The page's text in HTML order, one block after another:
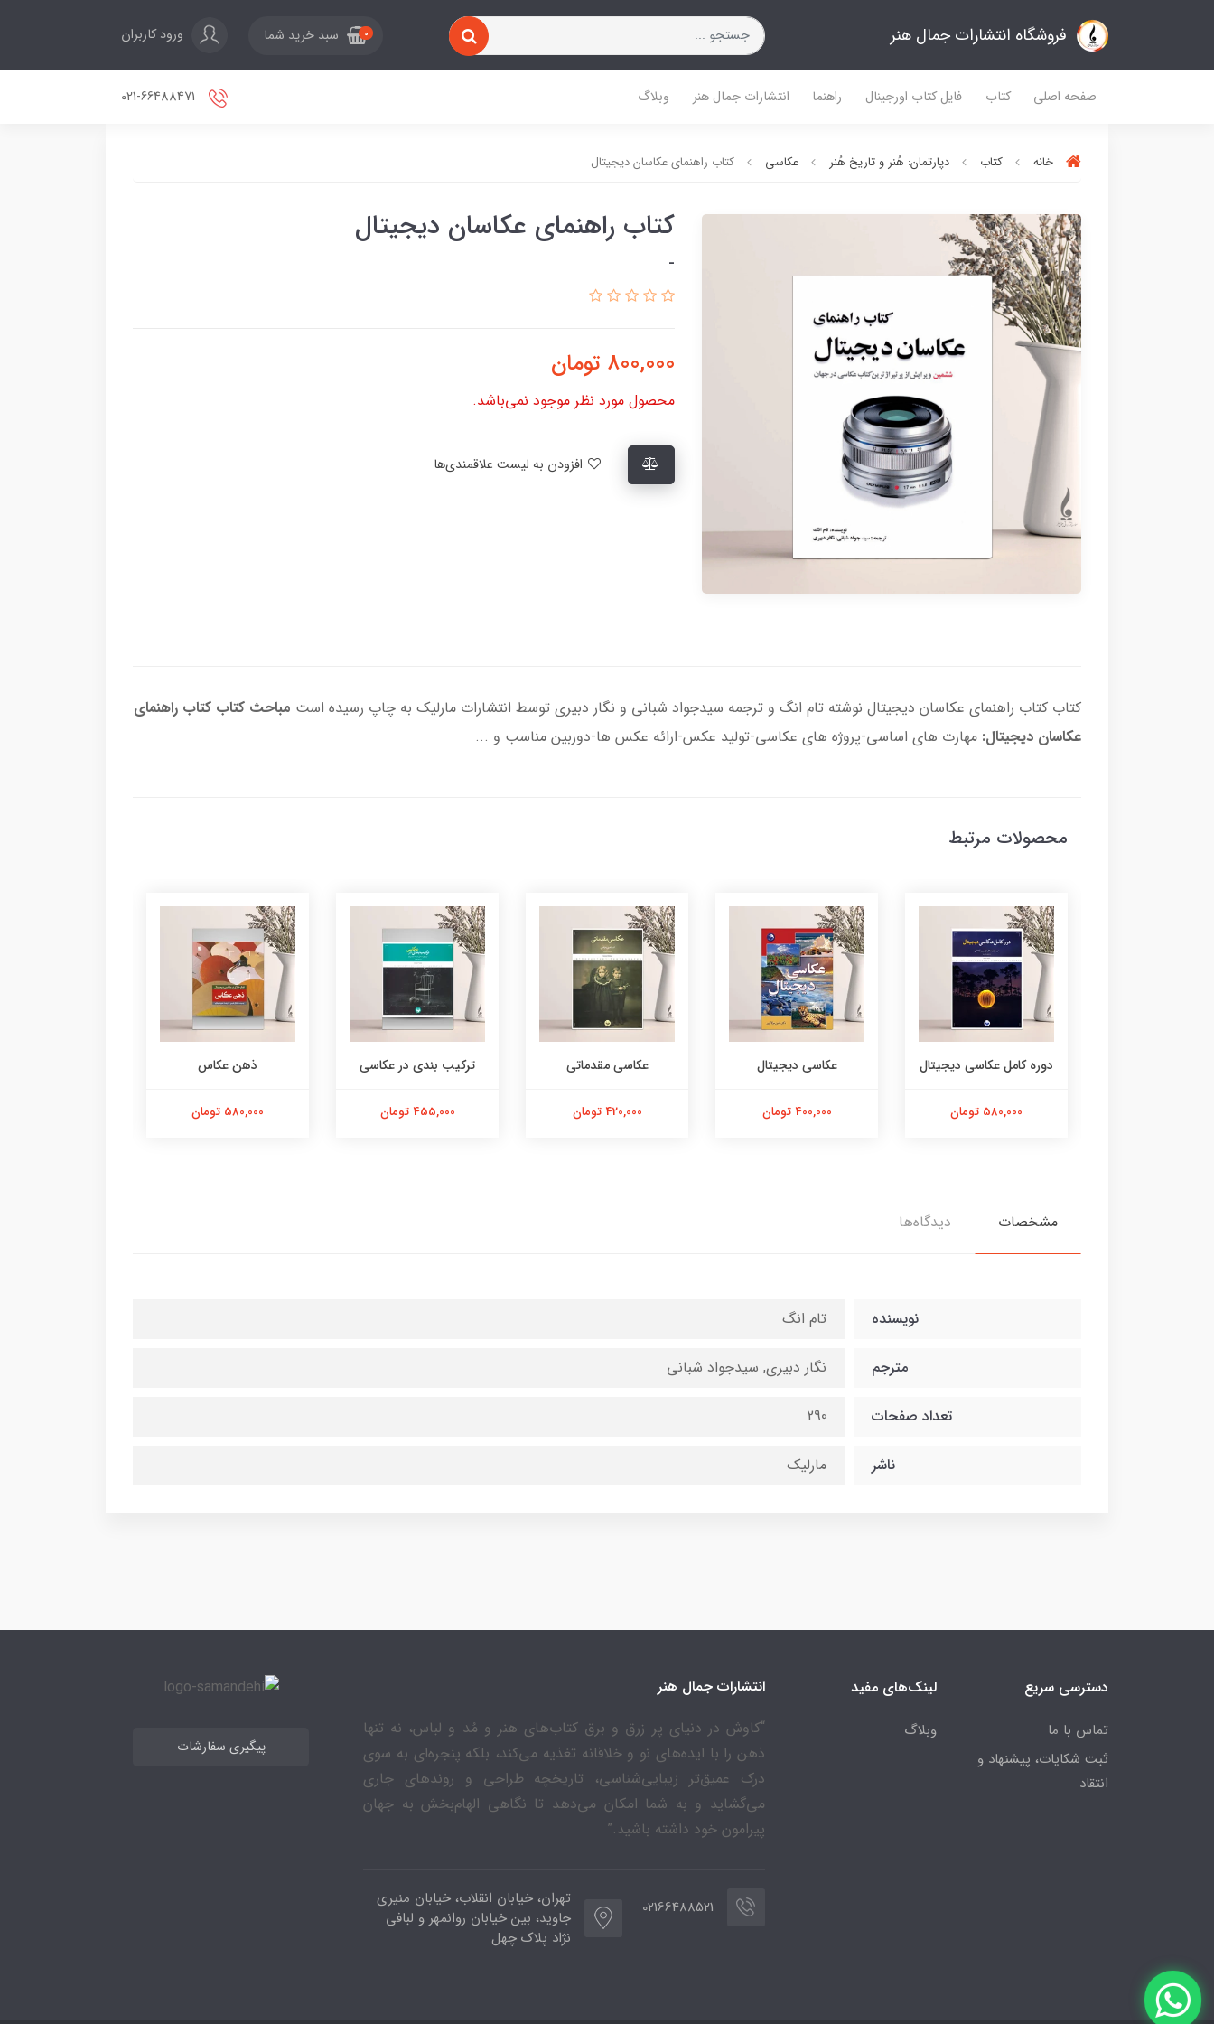
فروشگاه انتشارات جمال هنر 0 سبد خرید شما ورود کاربران
صفحه اصلی کتاب فایل کتاب اورجینال راهنما انتشارات جمال هنر وبلاگ
خانه کتاب دپارتمان: هُنر و تاریخ هُنر عکاسی کتاب راهنمای عکاسان دیجیتال
کتاب راهنمای عکاسان دیجیتال
-
800,000 تومان
محصول مورد نظر موجود نمی‌باشد.
کتاب کتاب راهنمای عکاسان دیجیتال نوشته تام انگ و ترجمه سیدجواد شبانی و نگار دبیری توسط انتشارات مارلیک به چاپ رسیده است مباحث کتاب کتاب راهنمای
عکاسان دیجیتال: مهارت های اساسی-پروژه های عکاسی-تولید عکس-ارائه عکس ها-دوربین مناسب و ...
محصولات مرتبط
دوره کامل عکاسی دیجیتال
580,000 تومان
عکاسی دیجیتال
400,000 تومان
عکاسی مقدماتی
420,000 تومان
ترکیب بندی در عکاسی
455,000 تومان
ذهن عکاس
580,000 تومان
مشخصات دیدگاه‌ها
نویسنده تام انگ
مترجم نگار دبیری, سیدجواد شبانی
تعداد صفحات 290
ناشر مارلیک
دسترسی سریع
تماس با ما
ثبت شکایات، پیشنهاد و
انتقاد
لینک‌های مفید
وبلاگ
انتشارات جمال هنر
“کاوش در دنیای پر زرق و برق کتاب‌های هنر و مُد و لباس، نه تنها
ذهن را با ایده‌های نو و خلاقانه تغذیه می‌کند، بلکه پنجره‌ای به سوی
درک عمیق‌تر زیبایی‌شناسی، تاریخچه طراحی و روندهای جاری
می‌گشاید و به شما امکان می‌دهد تا نگاهی الهام‌بخش به جهان
پیرامون خود داشته باشید.”
02166488521
تهران، خیابان انقلاب، خیابان منیری
جاوید، بین خیابان روانمهر و لبافی
نژاد پلاک چهل
پیگیری سفارشات